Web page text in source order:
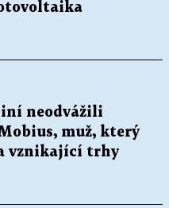
neodvážili
muž, který
vznikající trhy